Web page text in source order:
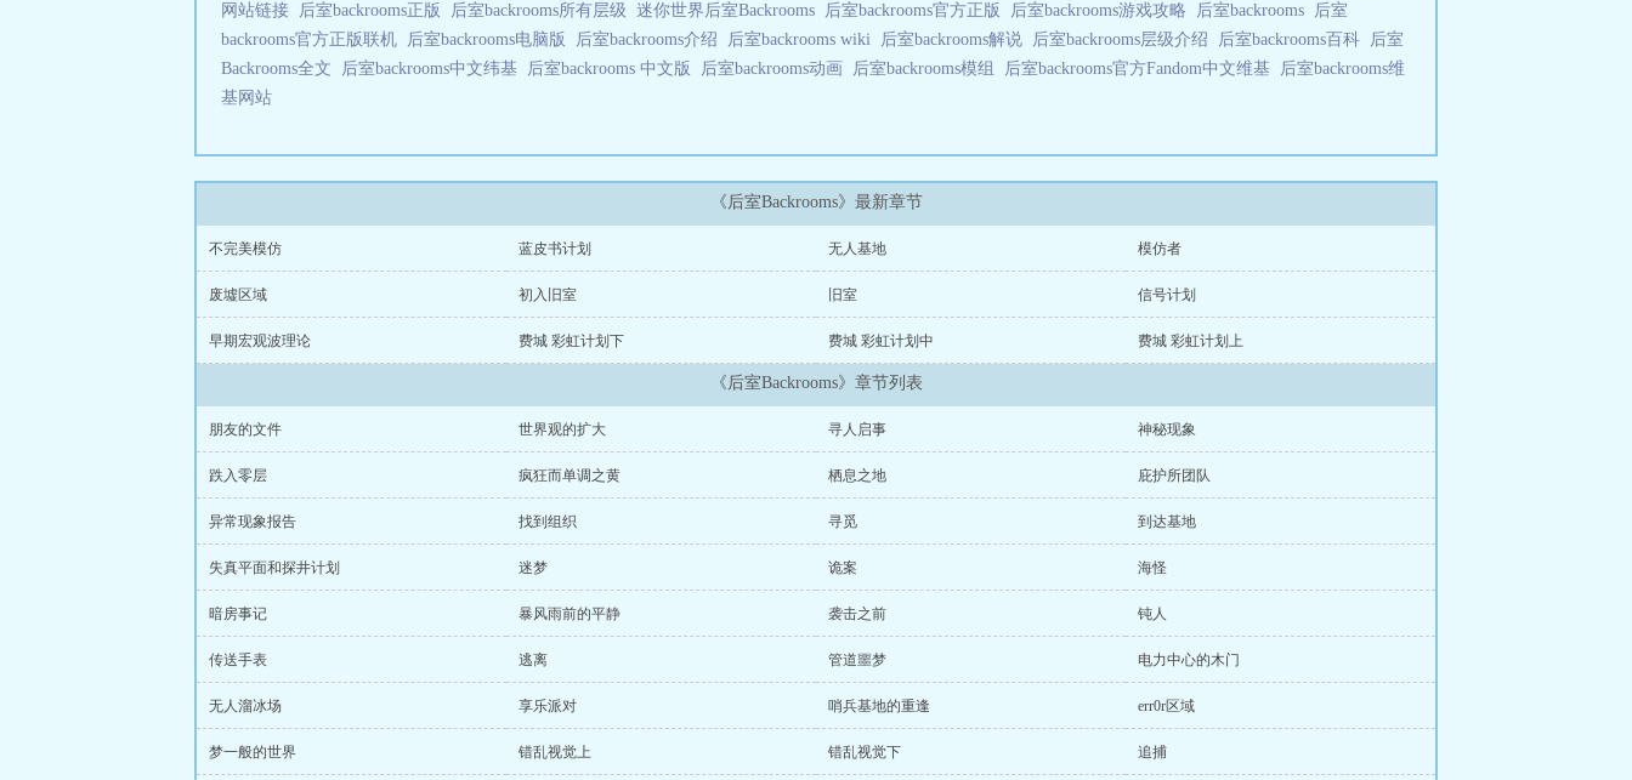
网站链接 后室backrooms正版 后室backrooms所有层级 迷你世界后室Backrooms 后室backrooms官方正版 后室backrooms游戏攻略 后室backrooms 后室
backrooms官方正版联机 后室backrooms电脑版 后室backrooms介绍 后室backrooms wiki 后室backrooms解说 后室backrooms层级介绍 后室backrooms百科 后室
Backrooms全文 后室backrooms中文纬基 后室backrooms 中文版 后室backrooms动画 后室backrooms模组 后室backrooms官方Fandom中文维基 后室backrooms维
基网站
《后室Backrooms》最新章节
不完美模仿 蓝皮书计划 无人基地 模仿者
废墟区域 初入旧室 旧室 信号计划
早期宏观波理论 费城 彩虹计划下 费城 彩虹计划中 费城 彩虹计划上
《后室Backrooms》章节列表
朋友的文件 世界观的扩大 寻人启事 神秘现象
跌入零层 疯狂而单调之黄 栖息之地 庇护所团队
异常现象报告 找到组织 寻觅 到达基地
失真平面和探井计划 迷梦 诡案 海怪
暗房事记 暴风雨前的平静 袭击之前 钝人
传送手表 逃离 管道噩梦 电力中心的木门
无人溜冰场 享乐派对 哨兵基地的重逢 err0r区域
梦一般的世界 错乱视觉上 错乱视觉下 追捕